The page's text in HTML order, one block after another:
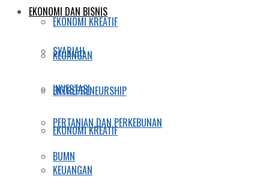
EKONOMI KREATIF
KEUANGAN
INVESTASI
PERTANIAN DAN PERKEBUNAN
BUMN
EKONOMI DAN BISNIS
SYARIAH
ENTREPRENEURSHIP
EKONOMI KREATIF
KEUANGAN